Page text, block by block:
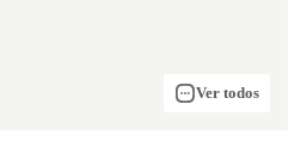
Ver todos